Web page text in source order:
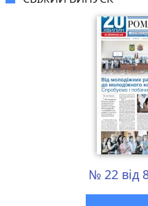
№ 22 від